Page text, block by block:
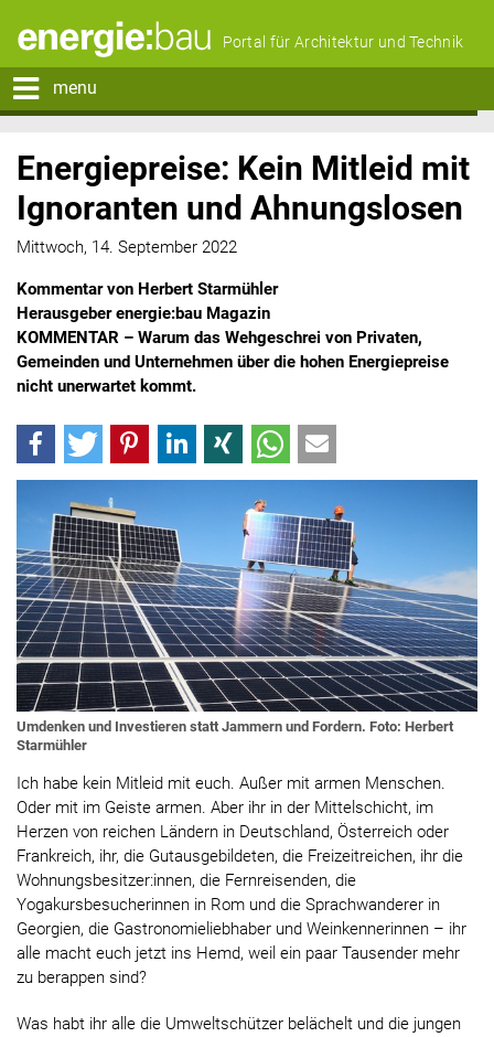
Portal für Architektur und Technik
menu
Energiepreise: Kein Mitleid mit
Ignoranten und Ahnungslosen
Mittwoch, 14. September 2022
Kommentar von Herbert Starmühler
Herausgeber energie:bau Magazin
KOMMENTAR – Warum das Wehgeschrei von Privaten,
Gemeinden und Unternehmen über die hohen Energiepreise
nicht unerwartet kommt.
Umdenken und Investieren statt Jammern und Fordern. Foto: Herbert
Starmühler
Ich habe kein Mitleid mit euch. Außer mit armen Menschen.
Oder mit im Geiste armen. Aber ihr in der Mittelschicht, im
Herzen von reichen Ländern in Deutschland, Österreich oder
Frankreich, ihr, die Gutausgebildeten, die Freizeitreichen, ihr die
Wohnungsbesitzer:innen, die Fernreisenden, die
Yogakursbesucherinnen in Rom und die Sprachwanderer in
Georgien, die Gastronomieliebhaber und Weinkennerinnen – ihr
alle macht euch jetzt ins Hemd, weil ein paar Tausender mehr
zu berappen sind?
Was habt ihr alle die Umweltschützer belächelt und die jungen